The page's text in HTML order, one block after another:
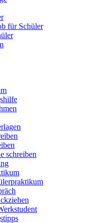
für Schüler
schreiben